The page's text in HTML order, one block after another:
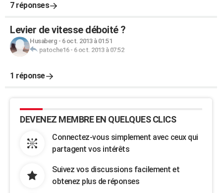
7 réponses
Levier de vitesse déboité ?
Husaberg - 6 oct. 2013 à 01:51
patoche16- 6 oct. 2013 à 07:52
1 réponse
DEVENEZ MEMBRE EN QUELQUES CLICS
Connectez-vous simplement avec ceux qui
partagent vos intérêts
Suivez vos discussions facilement et
obtenez plus de réponses